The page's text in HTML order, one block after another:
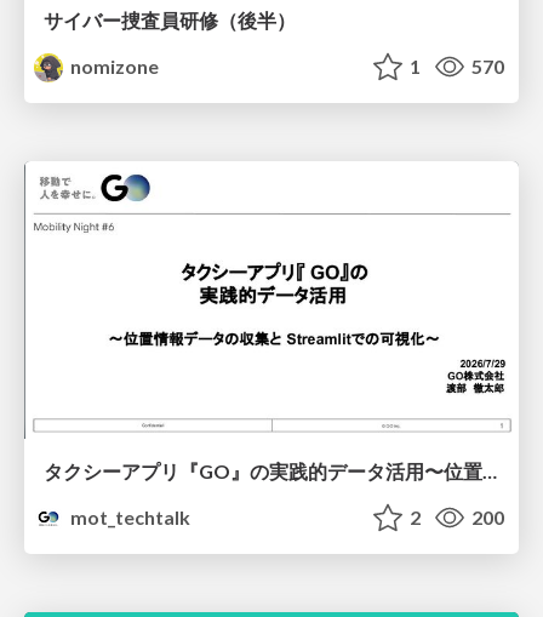
サイバー捜査員研修（後半）
nomizone
1 570
タクシーアプリ『GO』の実践的データ活用〜位置情報データの収集とStreamlitでの可視化〜
mot_techtalk
2 200